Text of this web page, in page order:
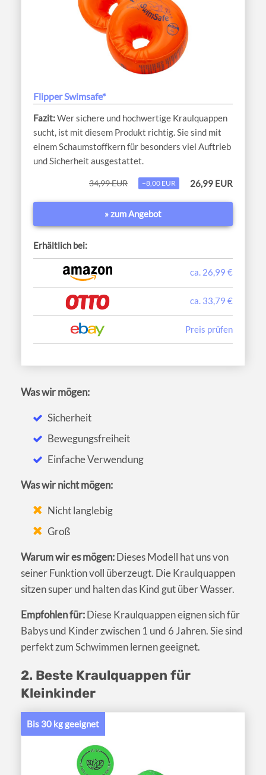
Flipper Swimsafe*
Wer sichere und hochwertige Kraulquappen
sucht, ist mit diesem Produkt richtig. Sie sind mit
einem Schaumstoffkern für besonders viel Auftrieb
und Sicherheit ausgestattet.
34,99 EUR −8,00 EUR 26,99 EUR
» zum Angebot
Erhältlich bei:
ca. 26,99 €
ca. 33,79 €
Preis prüfen
Was wir mögen:
Sicherheit
Bewegungsfreiheit
Einfache Verwendung
Was wir nicht mögen:
Nicht langlebig
Groß
Warum wir es mögen:Dieses Modell hat uns von
seiner Funktion voll überzeugt. Die Kraulquappen
sitzen super und halten das Kind gut über Wasser.
Empfohlen für:Diese Kraulquappen eignen sich für
Babys und Kinder zwischen 1 und 6 Jahren. Sie sind
perfekt zum Schwimmen lernen geeignet.
2. Beste Kraulquappen für
Kleinkinder
Bis 30 kg geeignet